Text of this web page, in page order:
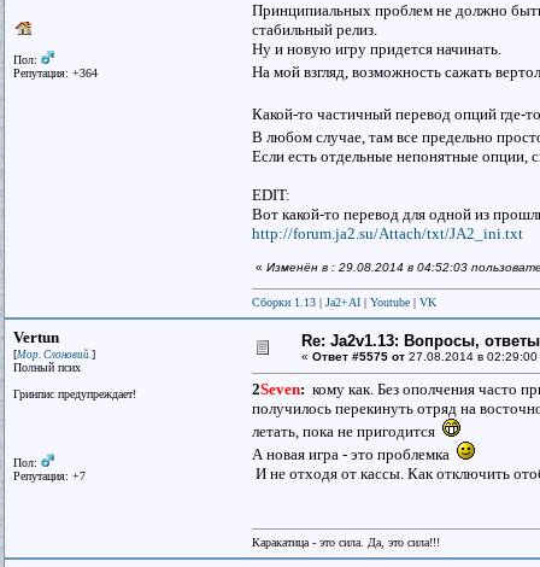
Пол:
Репутация: +364
Принципиальных проблем не должно
стабильный релиз.
Ну и новую игру придется начинать.
На мой взгляд, возможность сажать
Какой-то частичный перевод опций
В любом случае, там все предельно
Если есть отдельные непонятные опции,
EDIT:
Вот какой-то перевод для одной из
http://forum.ja2.su/Attach/txt/JA2_ini.txt
« Изменён в : 29.08.2014 в 04:52:03
Сборки 1.13 | Ja2+AI | Youtube | VK
Vertun
[Мор. Слоновий.]
Полный псих
Гринпис предупреждает!
Пол:
Репутация: +7
Re: Ja2v1.13: Вопросы,
« Ответ #5575 от 27.08.2014 в 02:29:00
2Seven: кому как. Без ополчения часто
получилось перекинуть отряд на
летать, пока не пригодится
А новая игра - это проблемка
И не отходя от кассы. Как отключить
Каракатица - это сила. Да, это сила!!!